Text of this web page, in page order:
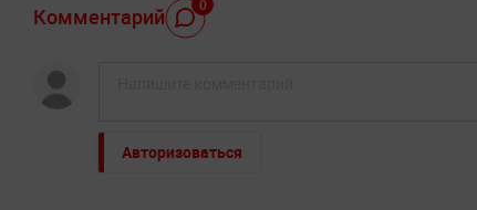
Комментарий 0
Авторизоваться